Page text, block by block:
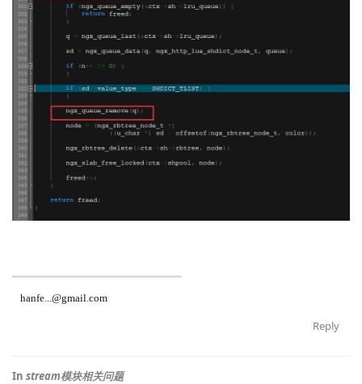
hanfe...@gmail.com
Reply
In stream模块相关问题